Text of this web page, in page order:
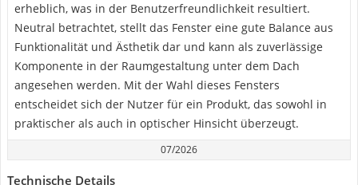
erheblich, was in der Benutzerfreundlichkeit resultiert.
Neutral betrachtet, stellt das Fenster eine gute Balance aus
Funktionalität und Ästhetik dar und kann als zuverlässige
Komponente in der Raumgestaltung unter dem Dach
angesehen werden. Mit der Wahl dieses Fensters
entscheidet sich der Nutzer für ein Produkt, das sowohl in
praktischer als auch in optischer Hinsicht überzeugt.
07/2026
Technische Details